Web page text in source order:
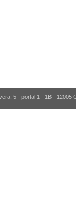
5 - portal 1 - 1B - 12005